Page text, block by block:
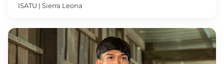
ISATU | Sierra Leona